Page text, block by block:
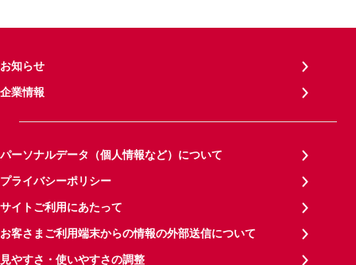
お知らせ
企業情報
パーソナルデータ（個人情報など）について
プライバシーポリシー
サイトご利用にあたって
お客さまご利用端末からの情報の外部送信について
見やすさ・使いやすさの調整